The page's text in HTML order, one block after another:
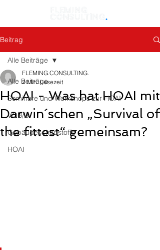
Beitrag
Alle Beiträge
Seminare und Workshops zur HOAI
VOB/B
Gebäudeschadstoffe
HOAI
Alle Beiträge
HOAI - Was hat HOAI mit
Darwin´schen „Survival of
the fittest“ gemeinsam?
FLEMING.CONSULTING.
2 Min. Lesezeit